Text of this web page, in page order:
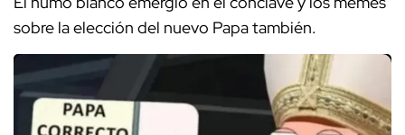
sobre la elección del nuevo Papa también.